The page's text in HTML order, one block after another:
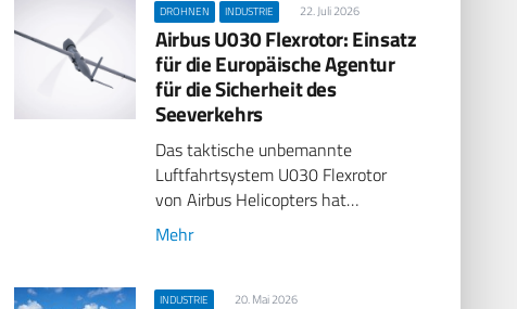
DROHNEN INDUSTRIE 22. Juli 2026
Airbus U030 Flexrotor: Einsatz
für die Europäische Agentur
für die Sicherheit des
Seeverkehrs
Das taktische unbemannte
Luftfahrtsystem U030 Flexrotor
von Airbus Helicopters hat…
Mehr
INDUSTRIE 20. Mai 2026